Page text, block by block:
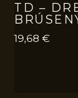
TD –
19,68 €